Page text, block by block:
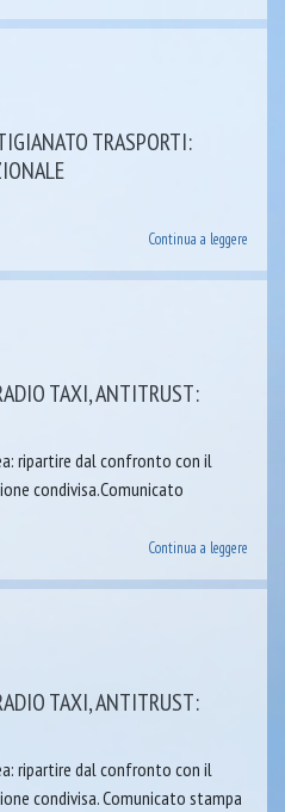
TRASPORTI:
Continua a leggere
TAXI, ANTITRUST:
ripartire dal confronto con il
condivisa.Comunicato
Continua a leggere
TAXI, ANTITRUST:
ripartire dal confronto con il
condivisa. Comunicato stampa